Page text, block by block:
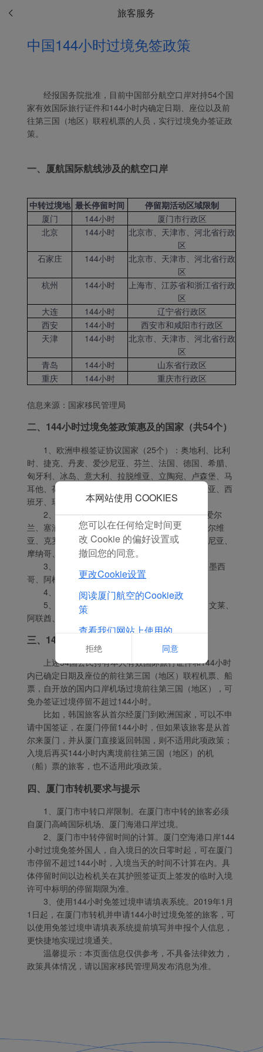
旅客服务
中国144小时过境免签政策
经报国务院批准，目前中国部分航空口岸对持54个国
家有效国际旅行证件和144小时内确定日期、座位以及前
往第三国（地区）联程机票的人员，实行过境免办签证政
策。
一、厦航国际航线涉及的航空口岸
中转过境地 最长停留时间
停留期活动区域限制
厦门
144小时
厦门市行政区
北京
144小时
北京市、天津市、河北省行政
区
石家庄
144小时
北京市、天津市、河北省行政
区
杭州
144小时
上海市、江苏省和浙江省行政
区
大连
144小时
辽宁省行政区
西安
144小时
西安市和咸阳市行政区
天津
144小时
北京市、天津市、河北省行政
区
青岛
144小时
山东省行政区
重庆
144小时 重庆市行政区
信息来源：国家移民管理局
二、144小时过境免签政策惠及的国家（共54个）
1、欧洲申根签证协议国家（25个）：奥地利、比利
时、捷克、丹麦、爱沙尼亚、芬兰、法国、德国、希腊、
匈牙利、冰岛、意大利、拉脱维亚、立陶宛、卢森堡、马
耳他、荷兰、波兰、葡萄牙、斯洛伐克、斯洛维尼亚、西
班牙、瑞典、瑞士、挪威；
2、欧洲其他国家（15个）：俄罗斯、英国、爱尔
兰、塞浦路斯、保加利亚、罗马尼亚、乌克兰、塞尔维
亚、克罗埃西亚、波黑、黑山、北马其顿、阿尔巴尼亚、
摩纳哥、白俄罗斯；
3、美洲国家（6个）：美国、加拿大、巴西、墨西
哥、阿根廷、智利；
4、大洋洲国家（2个）：澳大利亚、新西兰；
5、亚洲国家（6个）：韩国、日本、新加坡、文莱、
阿联酋、卡塔尔。
三、144小时过境免签政策的要求
上述54国公民持有本人有效国际旅行证件和144小时
内已确定日期及座位的前往第三国（地区）联程机票、船
票，自开放的国内口岸机场过境前往第三国（地区），可
免办签证过境停留不超过144小时。
比如，韩国旅客从首尔经厦门到欧洲国家，可以不申
请中国签证，在厦门停留144小时，但如果该旅客是从首
尔来厦门，并从厦门直接返回韩国，则不适用此项政策；
入境后再买144小时内离境前往第三国（地区）的机
（船）票的旅客，也不适用此项政策。
四、厦门市转机要求与提示
1、厦门市中转口岸限制。在厦门市中转的旅客必须
自厦门高崎国际机场、厦门海港口岸过境。
2、厦门市中转停留时间的计算。厦门空海港口岸144
小时过境免签外国人，自入境日的次日零时起，可在厦门
市停留不超过144小时，入境当天的时间不计算在内。具
体停留时间以边检机关在其护照签证页上签发的临时入境
许可中标明的停留期限为准。
3、使用144小时免签过境申请填表系统。2019年1月
1日起，在厦门市转机并申请144小时过境免签的旅客，可
以使用免签过境申请填表系统提前填写并申报个人信息，
更快捷地实现过境通关。
温馨提示：本页面信息仅供参考，不具备法律效力，
政策具体情况，请以国家移民管理局发布消息为准。
本网站使用 COOKIES
型和分析型Cookie 来确
保我们的网站正常运行，
并为您提供最佳的用户体
验。 使用本网站，功能型
和分析型Cookie将被安装
在您的浏览器中。
在您的同意下，我们还将
使用营销Cookie (i) 分析
我们的营销绩效 (ii) 个性
化我们广告中的优惠信
息。 通过放置这些
Cookie，厦门航空和第三
方可以跟踪您的互联网行
与您的兴趣更加契合。
点击“接受”即表示您同意
放置所有的营销Cookie。
点击“拒绝”，我们将不会
您可以在任何给定时间更
改 Cookie 的偏好设置或
撤回您的同意。
更改Cookie设置
阅读厦门航空的Cookie政
策
查看我们网站上使用的
Cookie的完整列表
拒绝 同意